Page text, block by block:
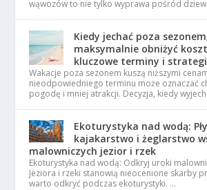
wąwozów to nie tylko wyprawa pośród
Kiedy jechać poza
maksymalnie obniżyć
kluczowe terminy i
Wakacje poza sezonem kuszą niższymi
nieodpowiedniego terminu może oznaczać
pogodę i mniej atrakcji. Decyzja, kiedy
Ekoturystyka nad wodą:
kajakarstwo i żeglarstwo
malowniczych jezior i rzek
Ekoturystyka nad wodą: Odkryj uroki
Jeziora i rzeki stanowią nieocenione skarby
warto odkryć podczas ekoturystyki. …